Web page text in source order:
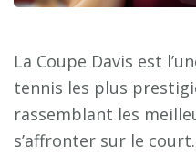
La Coupe Davis est
tennis les plus
rassemblant les
s’affronter sur le